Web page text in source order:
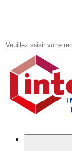
Rechercher
dans
site